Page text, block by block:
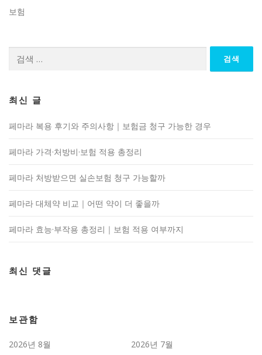
보험
최신 글
페마라 복용 후기와 주의사항｜보험금 청구 가능한 경우
페마라 가격·처방비·보험 적용 총정리
페마라 처방받으면 실손보험 청구 가능할까
페마라 대체약 비교｜어떤 약이 더 좋을까
페마라 효능·부작용 총정리｜보험 적용 여부까지
최신 댓글
보관함
2026년 8월
2026년 7월